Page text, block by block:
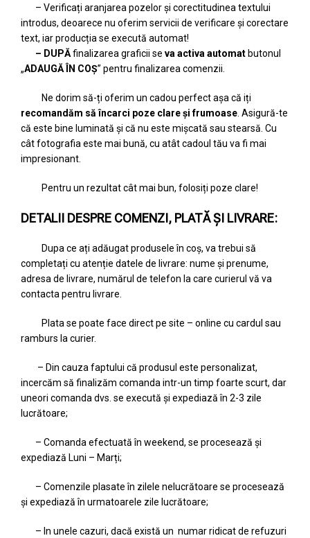
– Verificați aranjarea pozelor și corectitudinea textului
introdus, deoarece nu oferim servicii de verificare și corectare
text, iar producția se execută automat!
– DUPĂfinalizarea graficii se va activa automat butonul
„ADAUGĂ ÎN COȘ” pentru finalizarea comenzii.
Ne dorim să-ți oferim un cadou perfect așa că iți
recomandăm să încarci poze clare și frumoase. Asigură-te
că este bine luminată și că nu este mișcată sau stearsă. Cu
cât fotografia este mai bună, cu atât cadoul tău va fi mai
impresionant.
Pentru un rezultat cât mai bun, folosiți poze clare!
DETALII DESPRE COMENZI, PLATĂ ȘI LIVRARE:
Dupa ce ați adăugat produsele în coș, va trebui să
completați cu atenție datele de livrare: nume și prenume,
adresa de livrare, numărul de telefon la care curierul vă va
contacta pentru livrare.
Plata se poate face direct pe site – online cu cardul sau
ramburs la curier.
– Din cauza faptului că produsul este personalizat,
incercăm să finalizăm comanda intr-un timp foarte scurt, dar
uneori comanda dvs. se execută și expediază în 2-3 zile
lucrătoare;
– Comanda efectuată în weekend, se procesează și
expediază Luni – Marți;
– Comenzile plasate în zilele nelucrătoare se procesează
și expediază în urmatoarele zile lucrătoare;
– In unele cazuri, dacă există un numar ridicat de refuzuri